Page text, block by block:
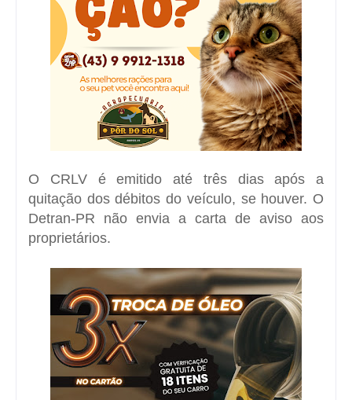
O CRLV é emitido até três dias após a
quitação dos débitos do veículo, se houver. O
Detran-PR não envia a carta de aviso aos
proprietários.